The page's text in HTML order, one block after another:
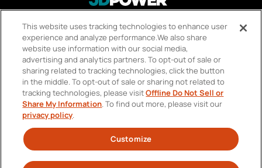
FOOTER
MENU
关于我们
Your Privacy Choices
职业发展
联系我们
隐私政策
使用条款
This website uses tracking technologies to enhance user
experience and analyze performance.We also share
website use information with our social media,
advertising and analytics partners.To opt-out of sale or
sharing related to tracking technologies, click the button
in the middle.To opt-out of sale or sharing not related to
tracking technologies, please visitOffline Do Not Sell or
Share My Information.To find out more, please visit our
privacy policy.
Customize